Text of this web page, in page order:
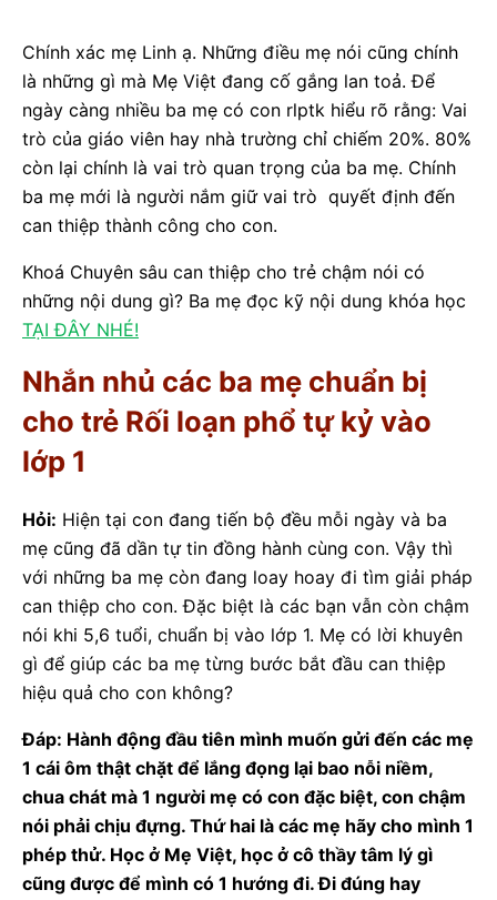
Chính xác mẹ Linh ạ. Những điều mẹ nói cũng chính
là những gì mà Mẹ Việt đang cố gắng lan toả. Để
ngày càng nhiều ba mẹ có con rlptk hiểu rõ rằng: Vai
trò của giáo viên hay nhà trường chỉ chiếm 20%. 80%
còn lại chính là vai trò quan trọng của ba mẹ. Chính
ba mẹ mới là người nắm giữ vai trò quyết định đến
can thiệp thành công cho con.
Khoá Chuyên sâu can thiệp cho trẻ chậm nói có
những nội dung gì? Ba mẹ đọc kỹ nội dung khóa học
TẠI ĐÂY NHÉ!
Nhắn nhủ các ba mẹ chuẩn bị
cho trẻ Rối loạn phổ tự kỷ vào
lớp 1
Hỏi: Hiện tại con đang tiến bộ đều mỗi ngày và ba
mẹ cũng đã dần tự tin đồng hành cùng con. Vậy thì
với những ba mẹ còn đang loay hoay đi tìm giải pháp
can thiệp cho con. Đặc biệt là các bạn vẫn còn chậm
nói khi 5,6 tuổi, chuẩn bị vào lớp 1. Mẹ có lời khuyên
gì để giúp các ba mẹ từng bước bắt đầu can thiệp
hiệu quả cho con không?
Đáp: Hành động đầu tiên mình muốn gửi đến các mẹ
1 cái ôm thật chặt để lắng đọng lại bao nỗi niềm,
chua chát mà 1 người mẹ có con đặc biệt, con chậm
nói phải chịu đựng. Thứ hai là các mẹ hãy cho mình 1
phép thử. Học ở Mẹ Việt, học ở cô thầy tâm lý gì
cũng được để mình có 1 hướng đi. Đi đúng hay